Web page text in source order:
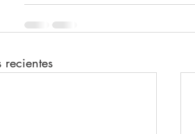
recientes